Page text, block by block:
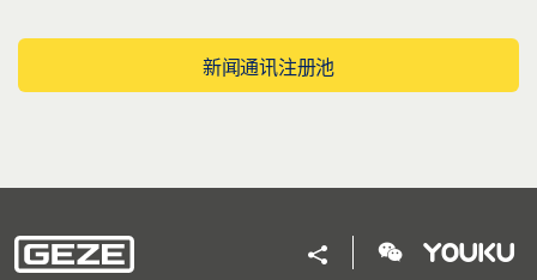
新闻通讯注册池